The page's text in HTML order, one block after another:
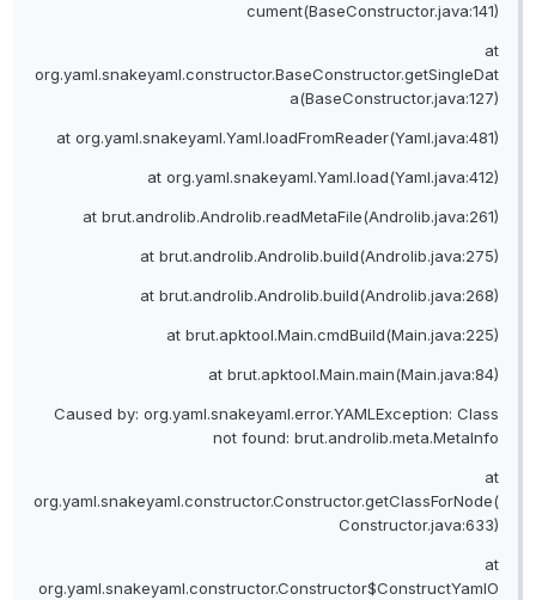
cument(BaseConstructor.java:141)
org.yaml.snakeyaml.constructor.BaseConstructor.getSingleDat
a(BaseConstructor.java:127)
at org.yaml.snakeyaml.Yaml.loadFromReader(Yaml.java:481)
at org.yaml.snakeyaml.Yaml.load(Yaml.java:412)
at brut.androlib.Androlib.readMetaFile(Androlib.java:261)
at brut.androlib.Androlib.build(Androlib.java:275)
at brut.androlib.Androlib.build(Androlib.java:268)
at brut.apktool.Main.cmdBuild(Main.java:225)
at brut.apktool.Main.main(Main.java:84)
Caused by: org.yaml.snakeyaml.error.YAMLException: Class
not found: brut.androlib.meta.MetaInfo
org.yaml.snakeyaml.constructor.Constructor.getClassForNode(
Constructor.java:633)
org.yaml.snakeyaml.constructor.Constructor$ConstructYamlO